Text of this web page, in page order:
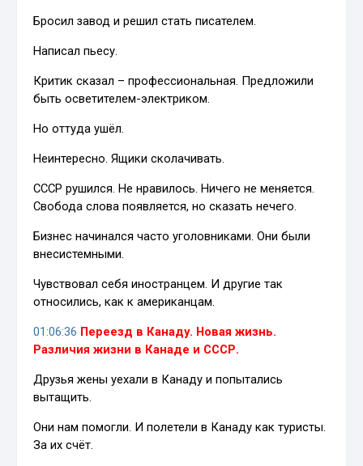
Бросил завод и решил стать писателем.
Написал пьесу.
Критик сказал – профессиональная. Предложили
быть осветителем-электриком.
Но оттуда ушёл.
Неинтересно. Ящики сколачивать.
СССР рушился. Не нравилось. Ничего не меняется.
Свобода слова появляется, но сказать нечего.
Бизнес начинался часто уголовниками. Они были
внесистемными.
Чувствовал себя иностранцем. И другие так
относились, как к американцам.
01:06:36 Переезд в Канаду. Новая жизнь.
Различия жизни в Канаде и СССР.
Друзья жены уехали в Канаду и попытались
вытащить.
Они нам помогли. И полетели в Канаду как туристы.
За их счёт.